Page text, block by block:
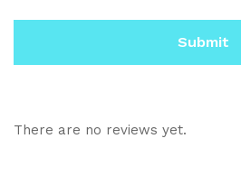
There are no reviews yet.